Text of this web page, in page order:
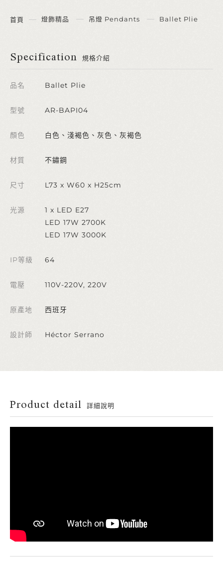
首頁 燈飾精品 吊燈 Pendants Ballet Plie
Specification 規格介紹
品名 Ballet Plie
型號 AR-BAPI04
顏色 白色、淺褐色、灰色、灰褐色
材質 不鏽鋼
尺寸 L73 x W60 x H25cm
光源
1 x LED E27
LED 17W 2700K
LED 17W 3000K
IP等級 64
電壓 110V-220V, 220V
原產地 西班牙
設計師 Héctor Serrano
Product detail 詳細說明